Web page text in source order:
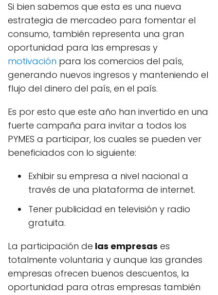
Si bien sabemos que esta es una nueva
estrategia de mercadeo para fomentar el
consumo, también representa una gran
oportunidad para las empresas y
motivación para los comercios del país,
generando nuevos ingresos y manteniendo el
flujo del dinero del país, en el país.
Es por esto que este año han invertido en una
fuerte campaña para invitar a todos los
PYMES a participar, los cuales se pueden ver
beneficiados con lo siguiente:
Exhibir su empresa a nivel nacional a
través de una plataforma de internet.
Tener publicidad en televisión y radio
gratuita.
La participación de las empresas es
totalmente voluntaria y aunque las grandes
empresas ofrecen buenos descuentos, la
oportunidad para otras empresas también